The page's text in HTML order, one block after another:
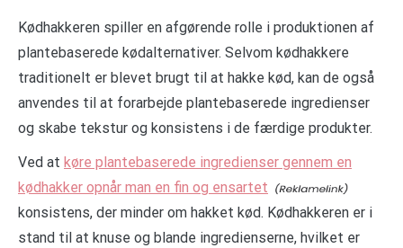
Kødhakkeren spiller en afgørende rolle i produktionen af
plantebaserede kødalternativer. Selvom kødhakkere
traditionelt er blevet brugt til at hakke kød, kan de også
anvendes til at forarbejde plantebaserede ingredienser
og skabe tekstur og konsistens i de færdige produkter.
Ved at køre plantebaserede ingredienser gennem en
kødhakker opnår man en fin og ensartet
konsistens, der minder om hakket kød. Kødhakkeren er i
stand til at knuse og blande ingredienserne, hvilket er